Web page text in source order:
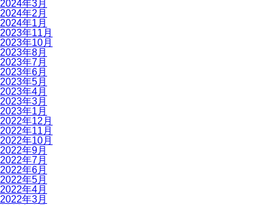
2024年3月
2024年2月
2024年1月
2023年11月
2023年10月
2023年8月
2023年7月
2023年6月
2023年5月
2023年4月
2023年3月
2023年1月
2022年12月
2022年11月
2022年10月
2022年9月
2022年7月
2022年6月
2022年5月
2022年4月
2022年3月